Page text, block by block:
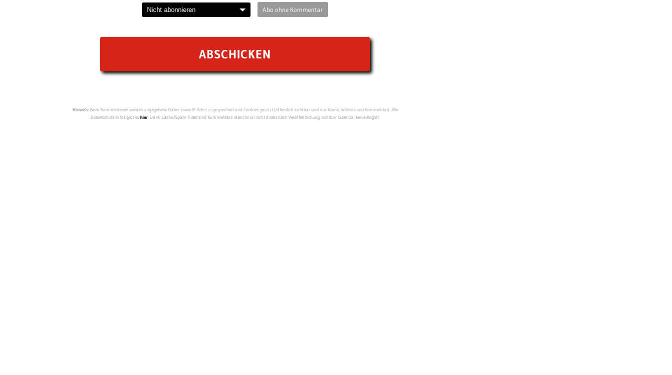
Abo ohne Kommentar
Hinweis:Beim Kommentieren werden angegebene Daten sowie IP-Adresse gespeichert und Cookies gesetzt (öffentlich sichtbar sind nur Name, Website und Kommentar). Alle
Datenschutz-Infos gibt eshier. Dank Cache/Spam-Filter sind Kommentare manchmal nicht direkt nach Veröffentlichung sichtbar (aber da, keine Angst).